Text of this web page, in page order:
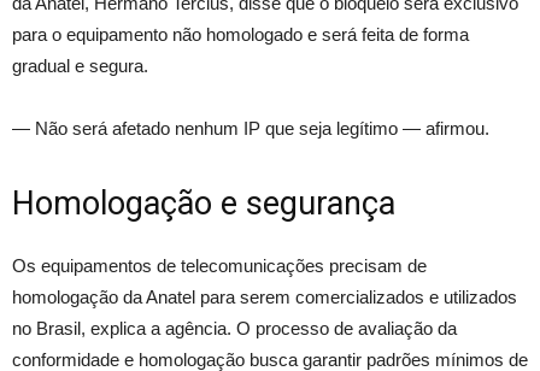
para o equipamento não homologado e será feita de forma
gradual e segura.
— Não será afetado nenhum IP que seja legítimo — afirmou.
Homologação e segurança
Os equipamentos de telecomunicações precisam de
homologação da Anatel para serem comercializados e utilizados
no Brasil, explica a agência. O processo de avaliação da
conformidade e homologação busca garantir padrões mínimos de